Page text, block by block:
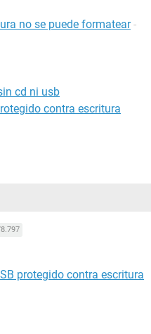
no se puede formatear -
cd ni usb
contra escritura
protegido contra escritura